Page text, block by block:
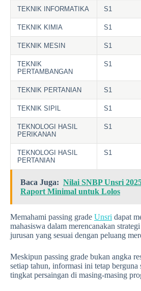
TEKNIK INFORMATIKA S1
TEKNIK KIMIA S1
TEKNIK MESIN S1
TEKNIK
PERTAMBANGAN
S1
TEKNIK PERTANIAN S1
TEKNIK SIPIL S1
TEKNOLOGI HASIL
PERIKANAN
S1
TEKNOLOGI HASIL
PERTANIAN
S1
Baca Juga: Nilai SNBP Unsri
Raport Minimal untuk Lolos
Memahami passing grade Unsri dapat
mahasiswa dalam merencanakan
jurusan yang sesuai dengan peluang
Meskipun passing grade bukan angka
setiap tahun, informasi ini tetap berguna
tingkat persaingan di masing-masing